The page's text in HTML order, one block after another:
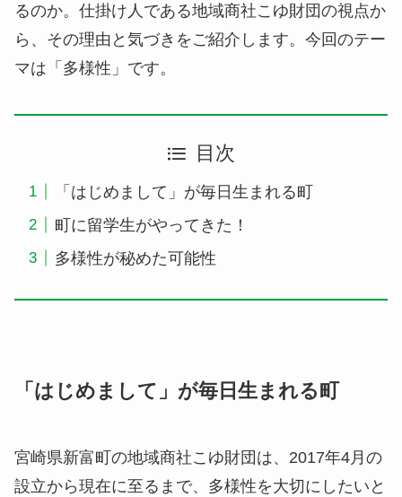
るのか。仕掛け人である地域商社こゆ財団の視点か
ら、その理由と気づきをご紹介します。今回のテー
マは「多様性」です。
目次
「はじめまして」が毎日生まれる町
町に留学生がやってきた！
多様性が秘めた可能性
「はじめまして」が毎日生まれる町
宮崎県新富町の地域商社こゆ財団は、2017年4月の
設立から現在に至るまで、多様性を大切にしたいと